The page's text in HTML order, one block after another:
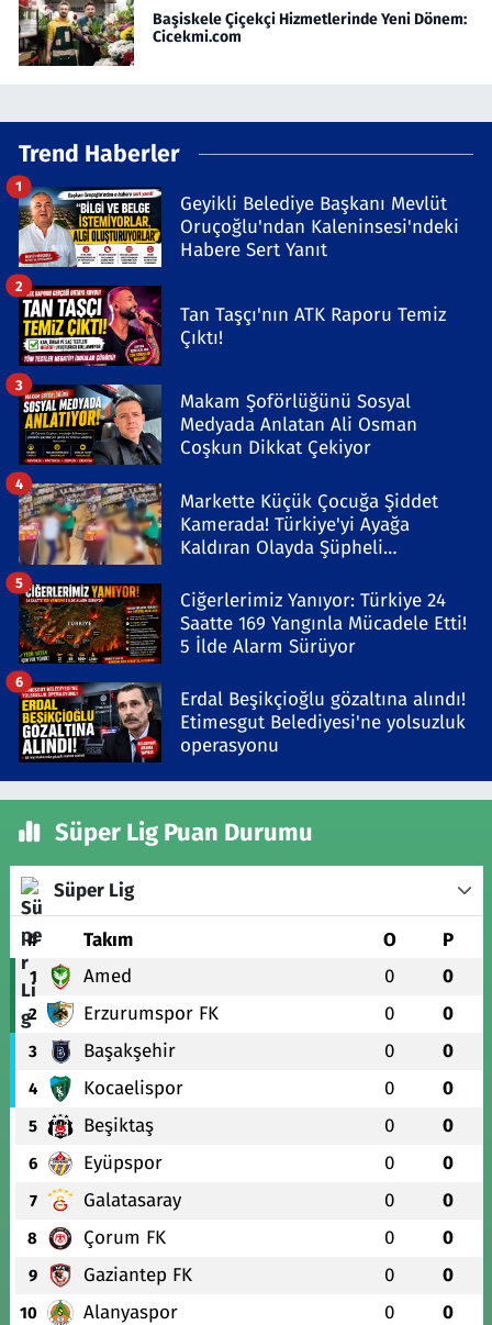
Başiskele Çiçekçi Hizmetlerinde Yeni Dönem:
Cicekmi.com
Trend Haberler
Geyikli Belediye Başkanı Mevlüt
Oruçoğlu'ndan Kaleninsesi'ndeki
Habere Sert Yanıt
1
Tan Taşçı'nın ATK Raporu Temiz
Çıktı!
2
Makam Şoförlüğünü Sosyal
Medyada Anlatan Ali Osman
Coşkun Dikkat Çekiyor
3
Markette Küçük Çocuğa Şiddet
Kamerada! Türkiye'yi Ayağa
Kaldıran Olayda Şüpheli
4
Ciğerlerimiz Yanıyor: Türkiye 24
Saatte 169 Yangınla Mücadele Etti!
5 İlde Alarm Sürüyor
5
Erdal Beşikçioğlu gözaltına alındı!
Etimesgut Belediyesi'ne yolsuzluk
operasyonu
6
Süper Lig Puan Durumu
Süper Lig
# Takım O P
1 Amed 0 0
2 Erzurumspor FK 0 0
3 Başakşehir 0 0
4 Kocaelispor 0 0
5 Beşiktaş 0 0
6 Eyüpspor 0 0
7 Galatasaray 0 0
8 Çorum FK 0 0
9 Gaziantep FK 0 0
10 Alanyaspor 0 0